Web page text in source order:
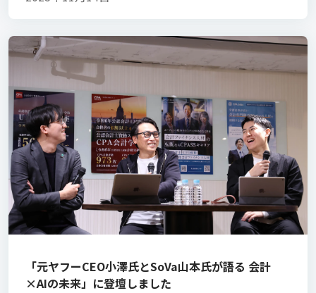
「元ヤフーCEO小澤氏とSoVa山本氏が語る 会計
×AIの未来」に登壇しました